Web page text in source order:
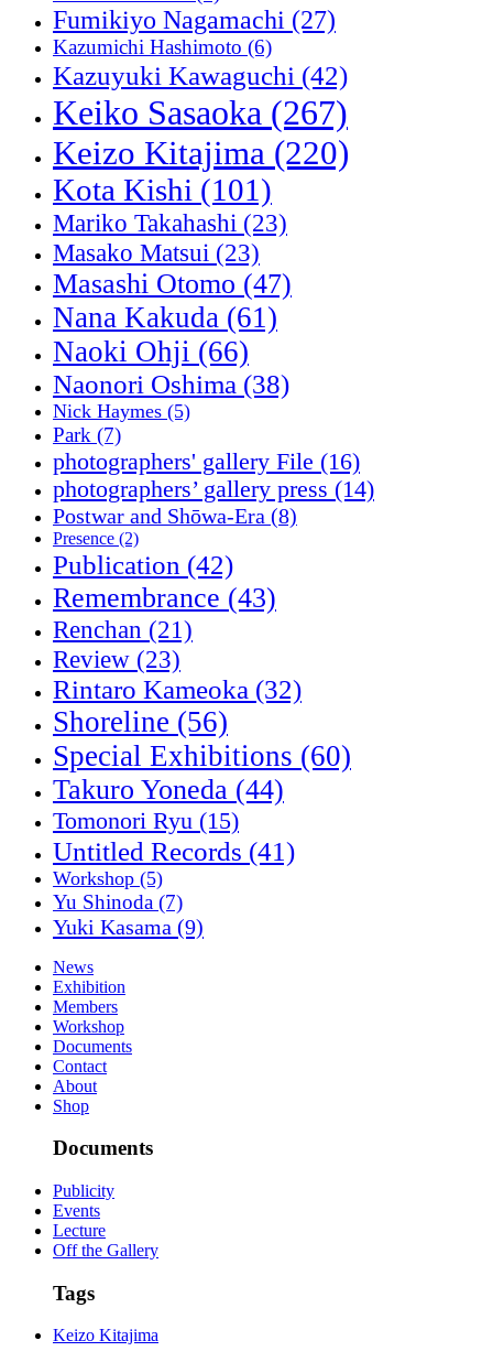
Fumikiyo Nagamachi (27)
Kazumichi Hashimoto (6)
Kazuyuki Kawaguchi (42)
Keiko Sasaoka (267)
Keizo Kitajima (220)
Kota Kishi (101)
Mariko Takahashi (23)
Masako Matsui (23)
Masashi Otomo (47)
Nana Kakuda (61)
Naoki Ohji (66)
Naonori Oshima (38)
Nick Haymes (5)
Park (7)
photographers' gallery File (16)
photographers’ gallery press (14)
Postwar and Shōwa-Era (8)
Presence (2)
Publication (42)
Remembrance (43)
Renchan (21)
Review (23)
Rintaro Kameoka (32)
Shoreline (56)
Special Exhibitions (60)
Takuro Yoneda (44)
Tomonori Ryu (15)
Untitled Records (41)
Workshop (5)
Yu Shinoda (7)
Yuki Kasama (9)
News
Exhibition
Members
Workshop
Documents
Contact
About
Shop
Documents
Publicity
Events
Lecture
Off the Gallery
Tags
Keizo Kitajima